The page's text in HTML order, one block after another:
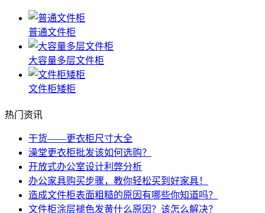
普通文件柜
大容量多层文件柜
文件柜矮柜
热门资讯
干货——更衣柜尺寸大全
澡堂更衣柜批发该如何选购？
开放式办公室设计利弊分析
办公家具购买步骤，教你轻松买到好家具！
造成文件柜表面粗糙的原因有哪些你知道吗？
文件柜涂层褪色发黄什么原因？该怎么解决？